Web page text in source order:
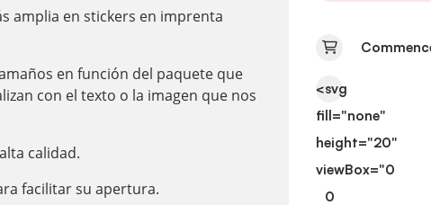
amplia en stickers en imprenta
en función del paquete que
con el texto o la imagen que nos
calidad.
facilitar su apertura.
<svg
fill="none"
height="20"
viewBox="0
0